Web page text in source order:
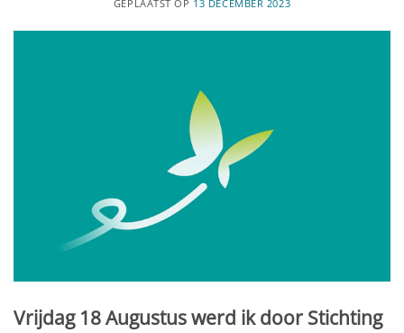
GEPLAATST OP 13 DECEMBER 2023
Vrijdag 18 Augustus werd ik door Stichting